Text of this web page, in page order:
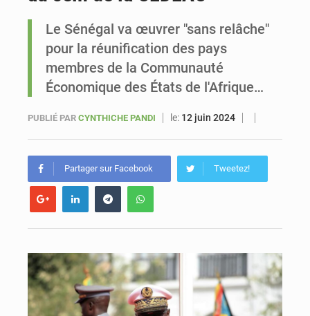
Sénégal : Ousmane Diagne prêtera serment le 11 août comme président du Conseil constitutionnel
Le Sénégal va œuvrer "sans relâche"
pour la réunification des pays
membres de la Communauté
Économique des États de l'Afrique…
PUBLIÉ PAR CYNTHICHE PANDI le: 12 juin 2024
Partager sur Facebook Tweetez!